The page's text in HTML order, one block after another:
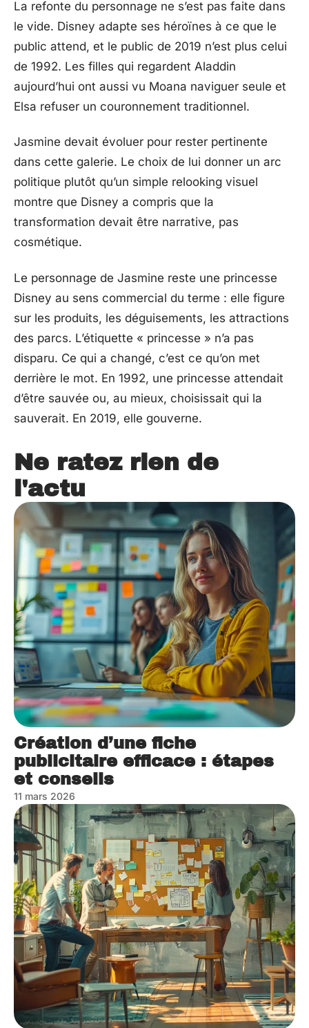
La refonte du personnage ne s’est pas faite dans
le vide. Disney adapte ses héroïnes à ce que le
public attend, et le public de 2019 n’est plus celui
de 1992. Les filles qui regardent Aladdin
aujourd’hui ont aussi vu Moana naviguer seule et
Elsa refuser un couronnement traditionnel.
Jasmine devait évoluer pour rester pertinente
dans cette galerie. Le choix de lui donner un arc
politique plutôt qu’un simple relooking visuel
montre que Disney a compris que la
transformation devait être narrative, pas
cosmétique.
Le personnage de Jasmine reste une princesse
Disney au sens commercial du terme : elle figure
sur les produits, les déguisements, les attractions
des parcs. L’étiquette « princesse » n’a pas
disparu. Ce qui a changé, c’est ce qu’on met
derrière le mot. En 1992, une princesse attendait
d’être sauvée ou, au mieux, choisissait qui la
sauverait. En 2019, elle gouverne.
Ne ratez rien de
l'actu
Création d’une fiche
publicitaire efficace : étapes
et conseils
11 mars 2026